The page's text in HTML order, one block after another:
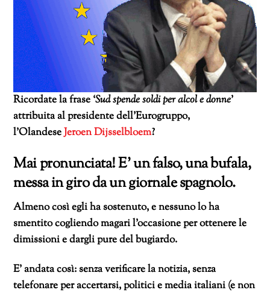
Ricordate la frase ‘Sud spende soldi per alcol e donne’
attribuita al presidente dell’Eurogruppo,
l’OlandeseJeroen Dijsselbloem?
Mai pronunciata! E’ un falso, una bufala,
messa in giro da un giornale spagnolo.
Almeno così egli ha sostenuto, e nessuno lo ha
smentito cogliendo magari l’occasione per ottenere le
dimissioni e dargli pure del bugiardo.
E’ andata così: senza verificare la notizia, senza
telefonare per accertarsi, politici e media italiani (e non